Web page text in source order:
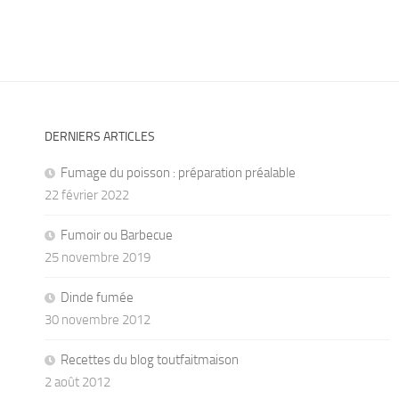
DERNIERS ARTICLES
Fumage du poisson : préparation préalable
22 février 2022
Fumoir ou Barbecue
25 novembre 2019
Dinde fumée
30 novembre 2012
Recettes du blog toutfaitmaison
2 août 2012